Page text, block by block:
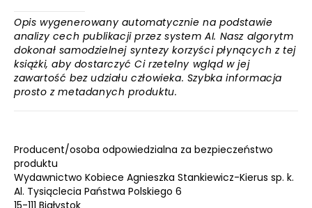
Opis wygenerowany automatycznie na podstawie
analizy cech publikacji przez system AI. Nasz algorytm
dokonał samodzielnej syntezy korzyści płynących z tej
książki, aby dostarczyć Ci rzetelny wgląd w jej
zawartość bez udziału człowieka. Szybka informacja
prosto z metadanych produktu.
Producent/osoba odpowiedzialna za bezpieczeństwo
produktu
Wydawnictwo Kobiece Agnieszka Stankiewicz-Kierus sp. k.
Al. Tysiąclecia Państwa Polskiego 6
15-111 Białystok